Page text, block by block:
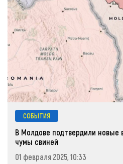
СОБЫТИЯ
В Молдове подтвердили
чумы свиней
01 февраля 2025, 10:33